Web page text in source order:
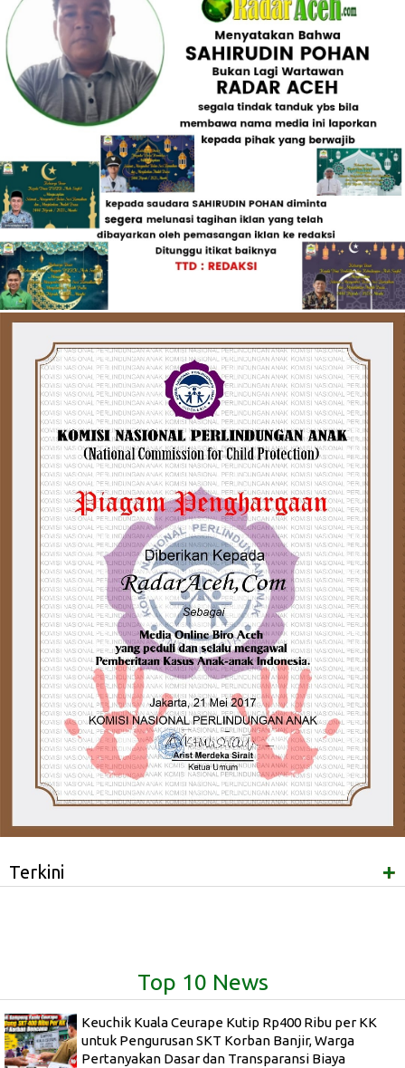
+
Terkini
Top 10 News
Keuchik Kuala Ceurape Kutip Rp400 Ribu per KK
untuk Pengurusan SKT Korban Banjir, Warga
Pertanyakan Dasar dan Transparansi Biaya